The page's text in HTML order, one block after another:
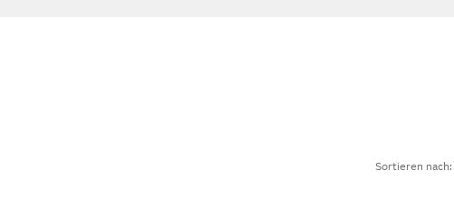
Sortieren nach: